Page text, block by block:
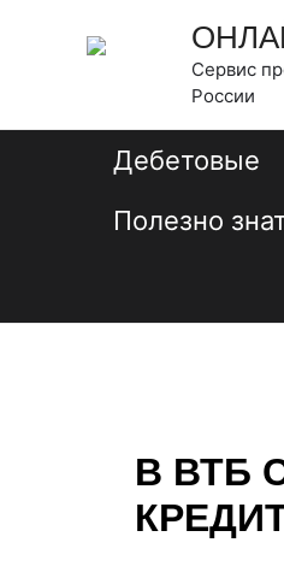
Сервис
России
Дебетовые
Полезно
В ВТБ
по